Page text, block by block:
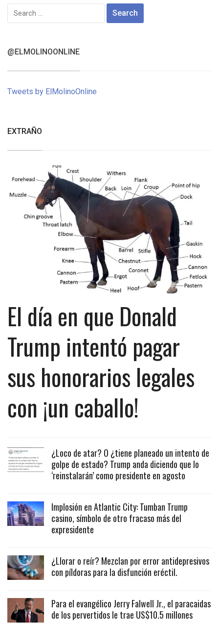
Search
for:
@ELMOLINOONLINE
Tweets by ElMolinoOnline
EXTRAÑO
El día en que Donald
Trump intentó pagar
sus honorarios legales
con ¡un caballo!
¿Loco de atar? O ¿tiene planeado un intento de
golpe de estado? Trump anda diciendo que lo
‘reinstalarán’ como presidente en agosto
Implosión en Atlantic City: Tumban Trump
casino, símbolo de otro fracaso más del
expresidente
¿Llorar o reír? Mezclan por error antidepresivos
con píldoras para la disfunción eréctil.
Para el evangélico Jerry Falwell Jr., el paracaidas
de los pervertidos le trae US$10.5 millones